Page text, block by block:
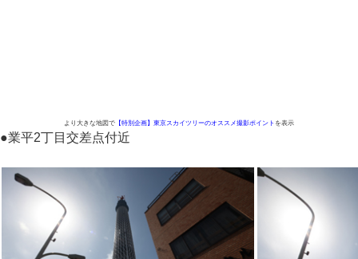
より大きな地図で 【特別企画】東京スカイツリーのオススメ撮影ポイント を表示
●業平2丁目交差点付近